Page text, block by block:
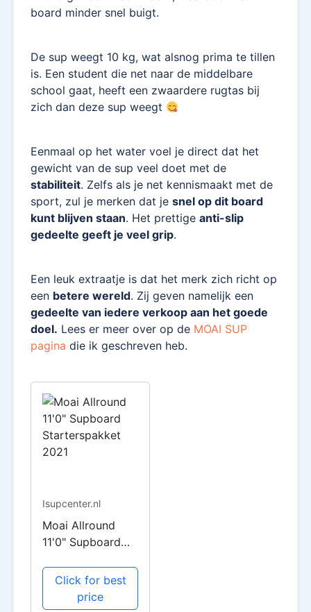
board minder snel buigt.
De sup weegt 10 kg, wat alsnog prima te tillen
is. Een student die net naar de middelbare
school gaat, heeft een zwaardere rugtas bij
zich dan deze sup weegt
Eenmaal op het water voel je direct dat het
gewicht van de sup veel doet met de
stabiliteit. Zelfs als je net kennismaakt met de
sport, zul je merken dat je snel op dit board
kunt blijven staan. Het prettige anti-slip
gedeelte geeft je veel grip.
Een leuk extraatje is dat het merk zich richt op
een betere wereld. Zij geven namelijk een
gedeelte van iedere verkoop aan het goede
doel. Lees er meer over op de MOAI SUP
pagina die ik geschreven heb.
Isupcenter.nl
Moai Allround
11'0" Supboard
2021
Click for best
price